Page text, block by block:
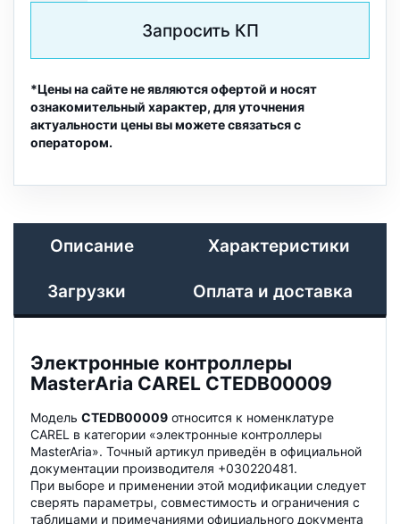
Запросить КП
*Цены на сайте не являются офертой и носят
ознакомительный характер, для уточнения
актуальности цены вы можете связаться с
оператором.
Описание Характеристики
Загрузки Оплата и доставка
Электронные контроллеры
MasterAria CAREL CTEDB00009
Модель CTEDB00009 относится к номенклатуре
CAREL в категории «электронные контроллеры
MasterAria». Точный артикул приведён в официальной
документации производителя +030220481.
При выборе и применении этой модификации следует
сверять параметры, совместимость и ограничения с
таблицами и примечаниями официального документа